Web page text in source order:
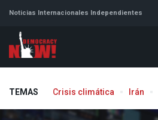
Noticias Internacionales Independientes
TEMAS Crisis climática Irán